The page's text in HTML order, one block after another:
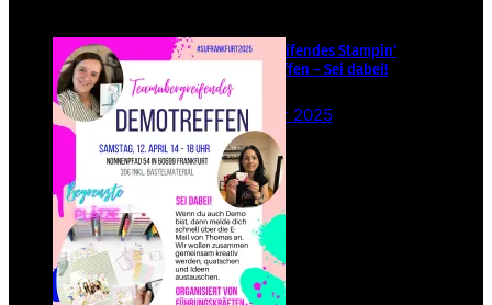
Teamübergreifendes Stampin‘
Up! Demotreffen – Sei dabei!
26. Februar 2025